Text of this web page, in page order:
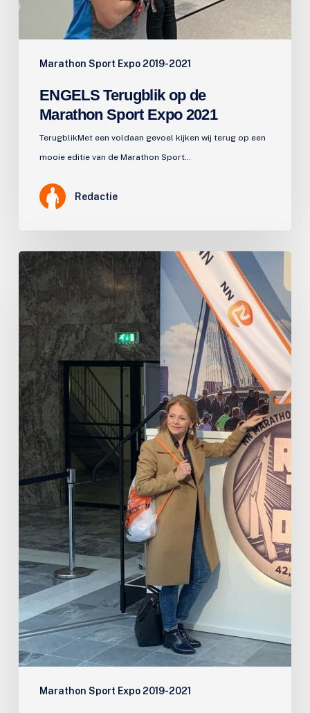
Marathon Sport Expo 2019-2021
ENGELS Terugblik op de
Marathon Sport Expo 2021
TerugblikMet een voldaan gevoel kijken wij terug op een
mooie editie van de Marathon Sport…
Redactie
Marathon Sport Expo 2019-2021
Terugblik
op
de
Marathon
Sport
Expo
2019